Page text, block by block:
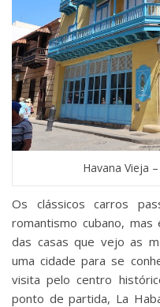
Havana Vieja
Os clássicos carros
romantismo cubano,
das casas que vejo as
uma cidade para se
visita pelo centro
ponto de partida, La